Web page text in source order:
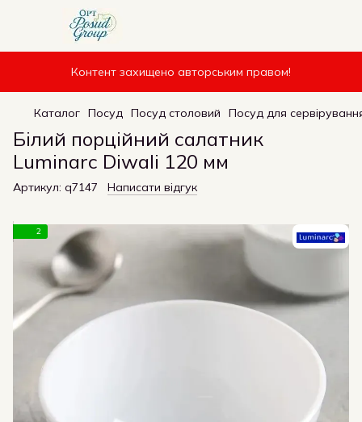
Контент захищено авторським правом!
Каталог Посуд Посуд столовий Посуд для
Білий порційний салатник
Luminarc Diwali 120 мм
Артикул: q7147 Написати відгук
2